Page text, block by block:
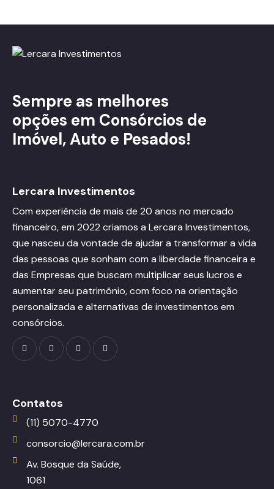
Sempre as melhores
opções em Consórcios de
Imóvel, Auto e Pesados!
Lercara Investimentos
Com experiência de mais de 20 anos no mercado
financeiro, em 2022 criamos a Lercara Investimentos,
que nasceu da vontade de ajudar a transformar a vida
das pessoas que sonham com a liberdade financeira e
das Empresas que buscam multiplicar seus lucros e
aumentar seu patrimônio, com foco na orientação
personalizada e alternativas de investimentos em
consórcios.
Contatos
(11) 5070-4770
consorcio@lercara.com.br
Av. Bosque da Saúde,
1061